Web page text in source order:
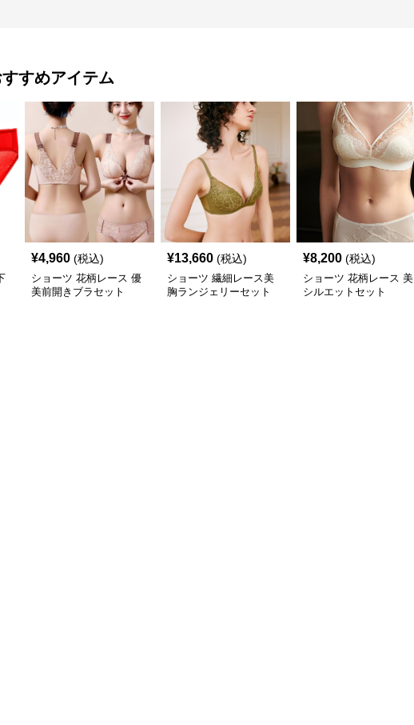
すめアイテム
¥4,960 (税込)
ショーツ 花柄レース 優
美前開きブラセット
¥13,660 (税込)
ショーツ 繊細レース美
胸ランジェリーセット
¥8,200 (税込)
ショーツ 花柄レース 美
シルエットセット